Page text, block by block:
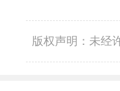
版权声明：未经